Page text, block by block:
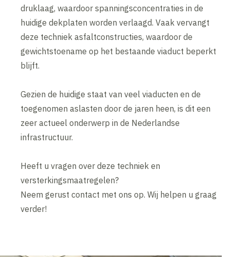
druklaag, waardoor spanningsconcentraties in de
huidige dekplaten worden verlaagd. Vaak vervangt
deze techniek asfaltconstructies, waardoor de
gewichtstoename op het bestaande viaduct beperkt
blijft.
Gezien de huidige staat van veel viaducten en de
toegenomen aslasten door de jaren heen, is dit een
zeer actueel onderwerp in de Nederlandse
infrastructuur.
Heeft u vragen over deze techniek en
versterkingsmaatregelen?
Neem gerust contact met ons op. Wij helpen u graag
verder!